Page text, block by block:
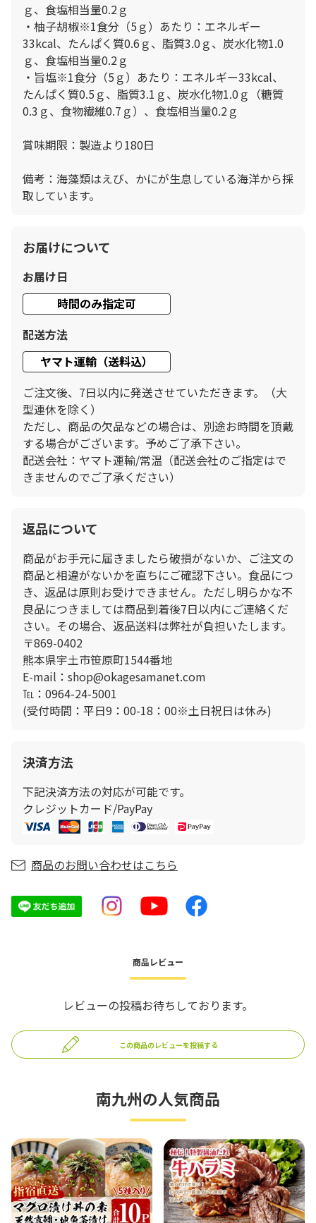
ｇ、食塩相当量0.2ｇ
・柚子胡椒※1食分（5ｇ）あたり：エネルギー
33kcal、たんぱく質0.6ｇ、脂質3.0ｇ、炭水化物1.0
ｇ、食塩相当量0.2ｇ
・旨塩※1食分（5ｇ）あたり：エネルギー33kcal、
たんぱく質0.5ｇ、脂質3.1ｇ、炭水化物1.0ｇ（糖質
0.3ｇ、食物繊維0.7ｇ）、食塩相当量0.2ｇ
賞味期限：製造より180日
備考：海藻類はえび、かにが生息している海洋から採
取しています。
お届けについて
お届け日
時間のみ指定可
配送方法
ヤマト運輸（送料込）
ご注文後、7日以内に発送させていただきます。（大
型連休を除く）
ただし、商品の欠品などの場合は、別途お時間を頂戴
する場合がございます。予めご了承下さい。
配送会社：ヤマト運輸/常温（配送会社のご指定はで
きませんのでご了承ください）
返品について
商品がお手元に届きましたら破損がないか、ご注文の
商品と相違がないかを直ちにご確認下さい。食品につ
き、返品は原則お受けできません。ただし明らかな不
良品につきましては商品到着後7日以内にご連絡くだ
さい。その場合、返品送料は弊社が負担いたします。
〒869-0402
熊本県宇土市笹原町1544番地
E-mail：shop@okagesamanet.com
℡：0964-24-5001
(受付時間：平日9：00-18：00※土日祝日は休み)
決済方法
下記決済方法の対応が可能です。
クレジットカード/PayPay
商品のお問い合わせはこちら
商品レビュー
レビューの投稿お待ちしております。
この商品のレビューを投稿する
南九州の人気商品